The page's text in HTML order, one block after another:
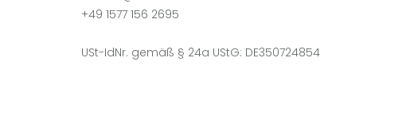
+49 1577 156 2695
USt-IdNr. gemäß § 24a UStG: DE350724854